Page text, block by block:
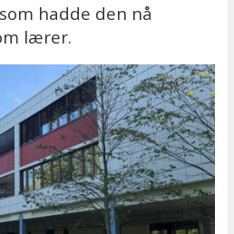
hadde den nå
lærer.